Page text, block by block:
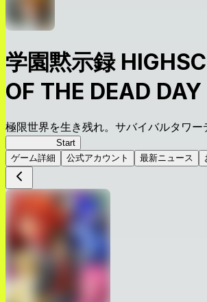
学園黙示録
OF THE DEAD
極限世界を生き残れ。サバイバルタワー
Start
ゲーム詳細
公式アカウント 最新ニュース